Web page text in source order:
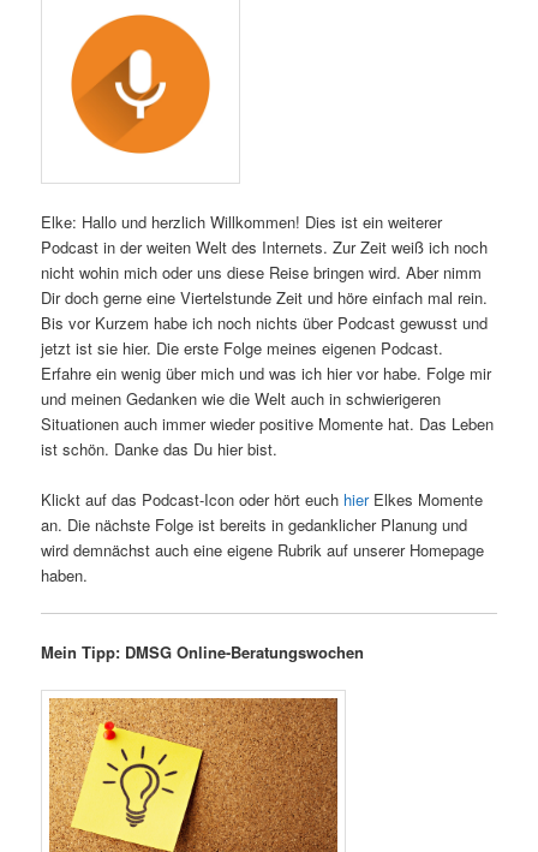
Elke: Hallo und herzlich Willkommen! Dies ist ein weiterer
Podcast in der weiten Welt des Internets. Zur Zeit weiß ich noch
nicht wohin mich oder uns diese Reise bringen wird. Aber nimm
Dir doch gerne eine Viertelstunde Zeit und höre einfach mal rein.
Bis vor Kurzem habe ich noch nichts über Podcast gewusst und
jetzt ist sie hier. Die erste Folge meines eigenen Podcast.
Erfahre ein wenig über mich und was ich hier vor habe. Folge mir
und meinen Gedanken wie die Welt auch in schwierigeren
Situationen auch immer wieder positive Momente hat. Das Leben
ist schön. Danke das Du hier bist.
Klickt auf das Podcast-Icon oder hört euch hierElkes Momente
an. Die nächste Folge ist bereits in gedanklicher Planung und
wird demnächst auch eine eigene Rubrik auf unserer Homepage
haben.
Mein Tipp: DMSG Online-Beratungswochen